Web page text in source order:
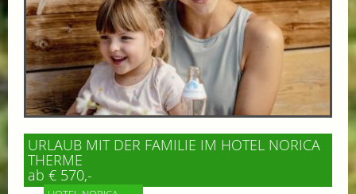
URLAUB MIT DER FAMILIE IM HOTEL NORICA
THERME
ab € 570,-